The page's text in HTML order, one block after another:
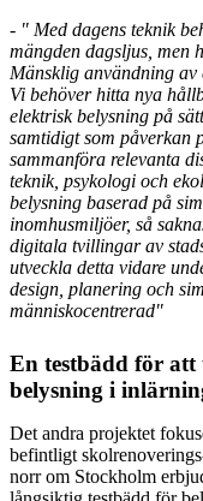
- " Med dagens teknik
mängden dagsljus, men
Mänsklig användning
Vi behöver hitta nya
elektrisk belysning på
samtidigt som påverkan
sammanföra relevanta
teknik, psykologi och
belysning baserad på
inomhusmiljöer, så
digitala tvillingar av
utveckla detta vidare
design, planering och
människocentrerad"
En testbädd för
belysning i
Det andra projektet
befintligt
norr om Stockholm